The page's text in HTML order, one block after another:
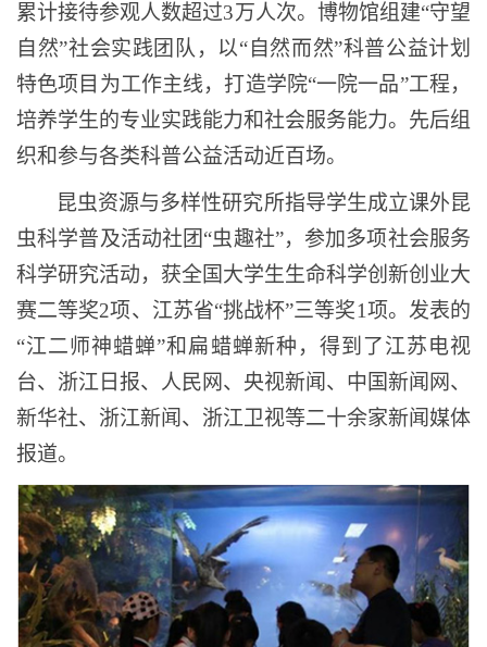
累计接待参观人数超过3万人次。 博物馆组建“守望
自然”社会实践团队，以“自然而然”科普公益计划
特色项目为工作主线，打造学院“一院一品”工程，
培养学生的专业实践能力和社会服务能力。先后组
织和参与各类科普公益活动近百场。
昆虫资源与多样性研究所指导学生成立课外昆
虫科学普及活动社团 “虫趣社”，参加多项社会服务
科学研究活动，获全国大学生生命科学创新创业大
赛二等奖2项、江苏省“挑战杯”三等奖1项。发表的
“江二师神蜡蝉”和 扁蜡蝉新种，得到了江苏电视
台、 浙江日报、人民网、央视新闻、中国新闻网、
新华社、浙江新闻、浙江卫视等二十余家新闻媒体
报道。